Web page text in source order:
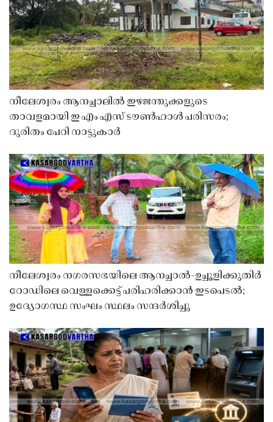
നീലേശ്വരം ആനച്ചാലിൽ ഇഴജന്തുക്കളുടെ
താവളമായി ഇ എം എസ് ടൗൺഹാൾ പരിസരം;
ദുരിതം പേറി നാട്ടുകാർ
നീലേശ്വരം നഗരസഭയിലെ ആനച്ചാൽ-ഉച്ചൂളിക്കുതിർ
റോഡിലെ വെള്ളക്കെട്ട് പരിഹരിക്കാൻ ഇടപെടൽ;
ഉദ്യോഗസ്ഥ സംഘം സ്ഥലം സന്ദർശിച്ചു